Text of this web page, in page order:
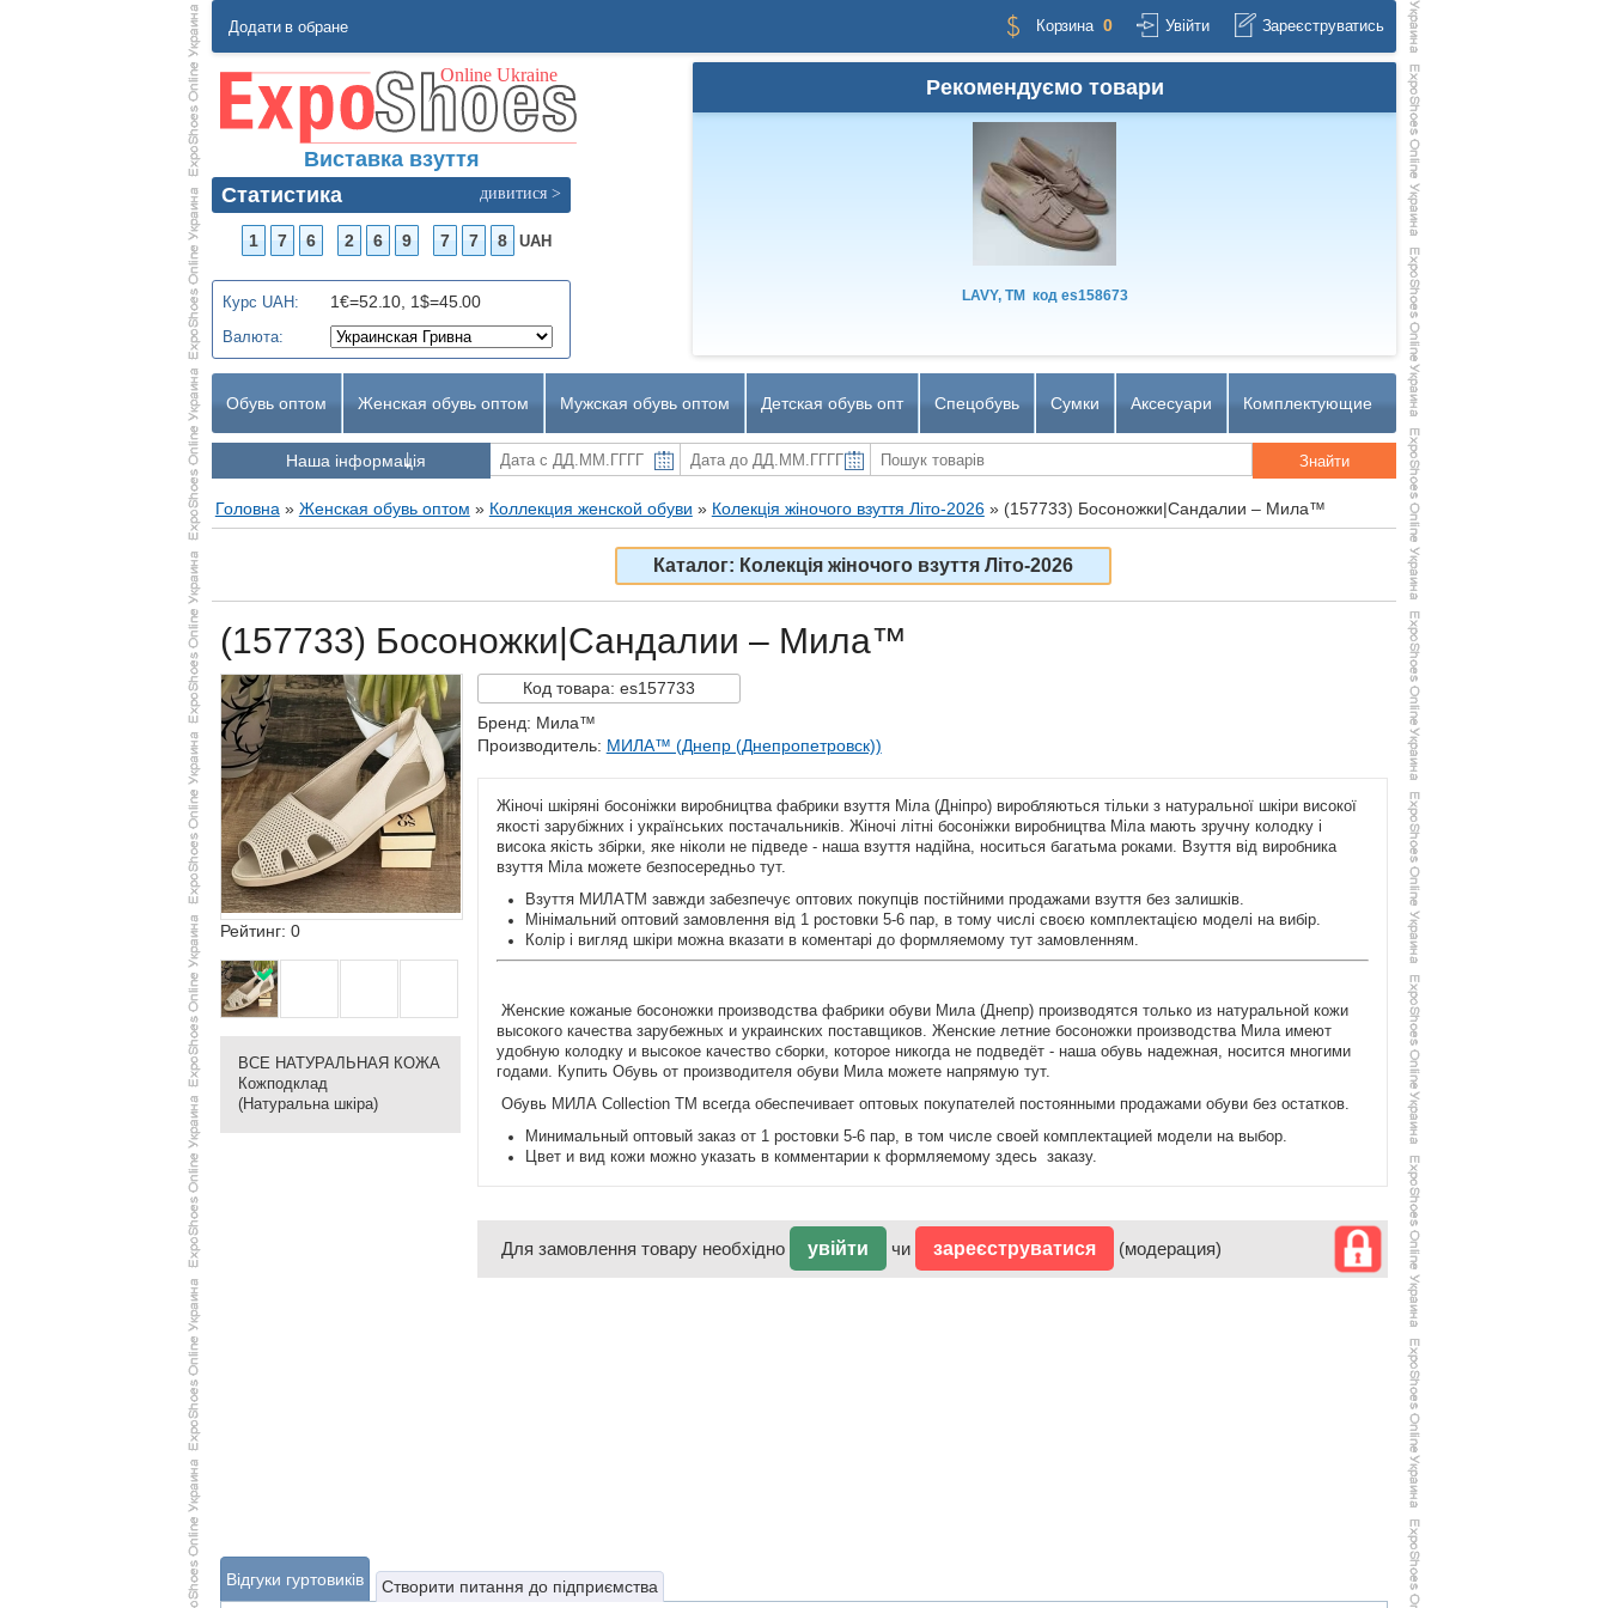
Додати в обране Корзина 0 Увійти Зареєструватись
Виставка взуття
Статистика
дивитися >
1 7 6 2 6 9 7 7 8 UAH
Курс UAH: 1€=52.10, 1$=45.00
Валюта:
Рекомендуємо товари
LAVY, TM кодes158673
Обувь оптом Женская обувь оптом Мужская обувь оптом Детская обувь опт Спецобувь Сумки Аксесуари Комплектующие
Наша інформація
Головна » Женская обувь оптом » Коллекция женской обуви » Колекція жіночого взуття Літо-2026» (157733) Босоножки|Сандалии – Мила™
Каталог: Колекція жіночого взуття Літо-2026
(157733) Босоножки|Сандалии – Мила™
Рейтинг: 0
ВСЕ НАТУРАЛЬНАЯ КОЖА
Кожподклад
(Натуральна шкіра)
Кодтовара: es157733
Бренд: Мила™
Производитель: МИЛА™ (Днепр (Днепропетровск))
Жіночі шкіряні босоніжки виробництва фабрики взуття Міла (Дніпро) виробляються тільки з натуральної шкіри високої
якості зарубіжних і українських постачальників. Жіночі літні босоніжки виробництва Міла мають зручну колодку і
висока якість збірки, яке ніколи не підведе - наша взуття надійна, носиться багатьма роками. Взуття від виробника
взуття Міла можете безпосередньо тут.
Взуття МИЛАTM завжди забезпечує оптових покупців постійними продажами взуття без залишків.
Мінімальний оптовий замовлення від 1 ростовки 5-6 пар, в тому числі своєю комплектацією моделі на вибір.
Колір і вигляд шкіри можна вказати в коментарі до формляемому тут замовленням.
Женские кожаные босоножки производства фабрики обуви Мила (Днепр) производятся только из натуральной кожи
высокого качества зарубежных и украинских поставщиков. Женские летние босоножки производства Мила имеют
удобную колодку и высокое качество сборки, которое никогда не подведёт - наша обувь надежная, носится многими
годами. Купить Обувь от производителя обуви Мила можете напрямую тут.
Обувь МИЛА Collection TM всегда обеспечивает оптовых покупателей постоянными продажами обуви без остатков.
Минимальный оптовый заказ от 1 ростовки 5-6 пар, в том числе своей комплектацией модели на выбор.
Цвет и вид кожи можно указать в комментарии к формляемому здесь заказу.
Для замовлення товару необхідно увійти чи зареєструватися (модерация)
Відгуки гуртовиків Створити питання до підприємства